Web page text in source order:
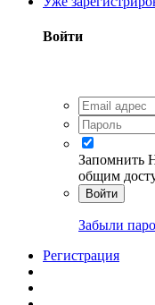
Войти
Запомнить
общим
Войти
Забыли
Регистрация